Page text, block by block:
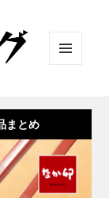
ット
まとめ